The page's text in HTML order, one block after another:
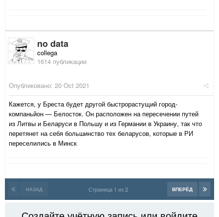
no data
collega
1614 публикации
Опубликовано: 20 Oct 2021
Кажется, у Бреста будет другой быстрорастущий город-
компаньйон — Белосток. Он расположен на пересечении путей
из Литвы и Беларуси в Польшу и из Германии в Украину, так что
перетянет на себя большинство тех беларусов, которые в РИ
переселились в Минск
НАЗАД ВПЕРЁД
Страница 1 из 2